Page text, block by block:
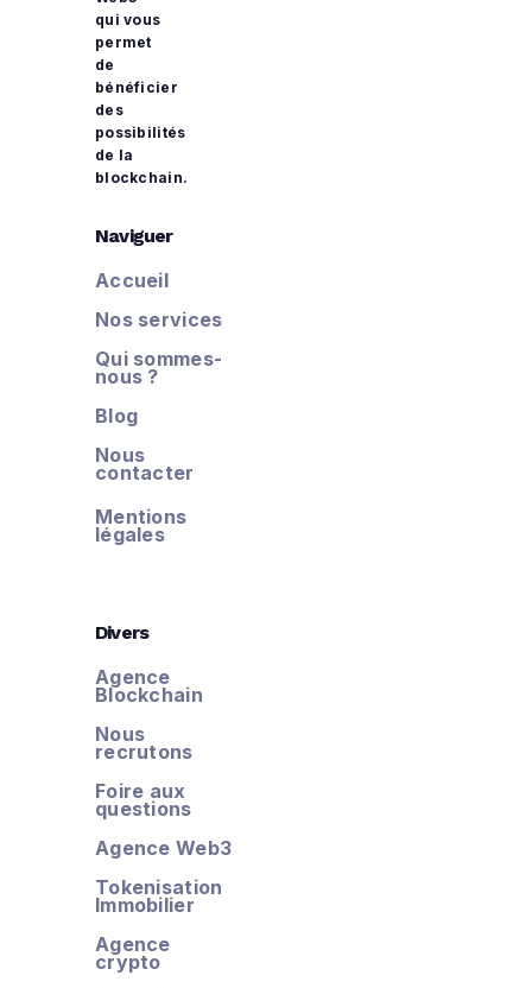
qui vous
permet
de
bénéficier
des
possibilités
de la
blockchain.
Naviguer
Accueil
Nos services
Qui sommes-
nous ?
Blog
Nous
contacter
Mentions
légales
Divers
Agence
Blockchain
Nous
recrutons
Foire aux
questions
Agence Web3
Tokenisation
Immobilier
Agence
crypto